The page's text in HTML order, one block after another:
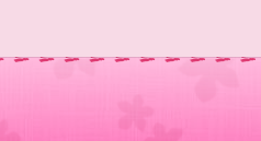
練證書
文憑
專業發展課程「語
教－幼稚園教師專業
（幼兒教育）
師資歷（由左至右
師資歷（由左至右
由左至右)
右）